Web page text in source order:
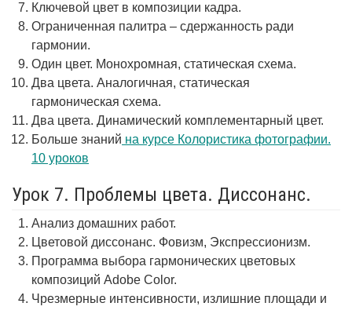
Ключевой цвет в композиции кадра.
Ограниченная палитра – сдержанность ради
гармонии.
Один цвет. Монохромная, статическая схема.
Два цвета. Аналогичная, статическая
гармоническая схема.
Два цвета. Динамический комплементарный цвет.
Больше знаний на курсе Колористика фотографии.
10 уроков
Урок 7. Проблемы цвета. Диссонанс.
Анализ домашних работ.
Цветовой диссонанс. Фовизм, Экспрессионизм.
Программа выбора гармонических цветовых
композиций Adobe Color.
Чрезмерные интенсивности, излишние площади и